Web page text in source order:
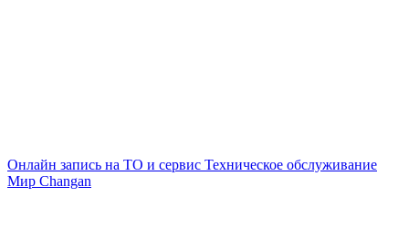
Онлайн запись на ТО и сервис Техническое обслуживание
Мир Changan